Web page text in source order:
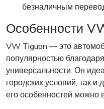
безналичным
Особенности
VW Tiguan — это
популярностью
универсальности. Он
городских условий, так
его особенностей можно